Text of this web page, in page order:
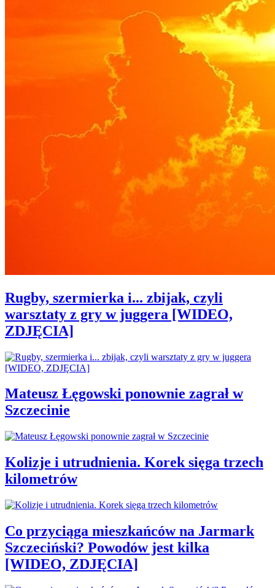
Rugby, szermierka i... zbijak, czyli
warsztaty z gry w juggera [WIDEO,
ZDJĘCIA]
Mateusz Łęgowski ponownie zagrał w
Szczecinie
Kolizje i utrudnienia. Korek sięga trzech
kilometrów
Co przyciąga mieszkańców na Jarmark
Szczeciński? Powodów jest kilka
[WIDEO, ZDJĘCIA]